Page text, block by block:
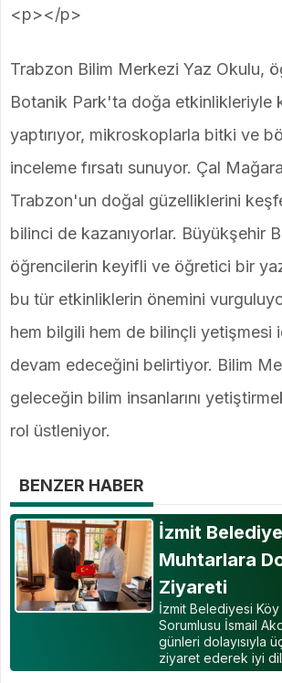
<p></p>
Trabzon Bilim Merkezi Yaz Okulu,
Botanik Park'ta doğa etkinlikleriyle
yaptırıyor, mikroskoplarla bitki ve
inceleme fırsatı sunuyor. Çal
Trabzon'un doğal güzelliklerini
bilinci de kazanıyorlar. Büyükşehir
öğrencilerin keyifli ve öğretici bir
bu tür etkinliklerin önemini
hem bilgili hem de bilinçli yetişmesi
devam edeceğini belirtiyor. Bilim
geleceğin bilim insanlarını
rol üstleniyor.
BENZER HABER
İzmit
Muhtarlara
Ziyareti
İzmit Belediyesi Köy
Sorumlusu İsmail
günleri dolayısıyla
ziyaret ederek iyi